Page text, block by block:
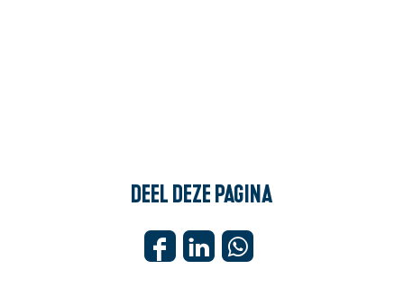
Deel deze pagina
D
D
D